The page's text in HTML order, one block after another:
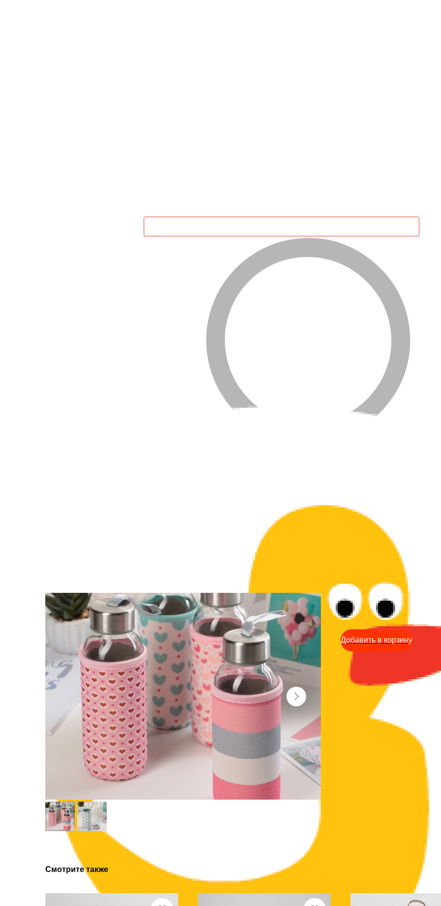
Бутылка для воды -
190 р.
Добавить в корзину
Яркая бутылка — прекрасный подарок
аксессуаром, который всегда можно
Где пригодится?
- На работе и учёбе. Красивая вещь на
но и всем окружающим.
- Во время занятий спортом. Врачи
- В походе. Ёмкость легко помещается
Изделие из стекла имеет вставку,
вытекает наружу и дольше сохраняет
При аккуратном использовании
Смотрите также